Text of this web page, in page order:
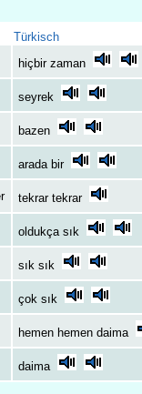
Türkisch
hiçbir zaman
seyrek
bazen
arada bir
tekrar tekrar
oldukça sık
sık sık
çok sık
hemen hemen daima
daima